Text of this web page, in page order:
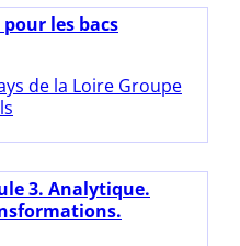
les bacs
de la Loire Groupe
3. Analytique.